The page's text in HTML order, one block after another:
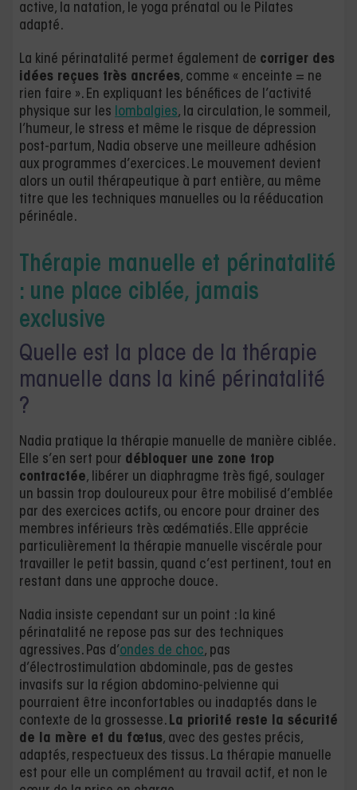
active, la natation, le yoga prénatal ou le Pilates
adapté.
La kiné périnatalité permet également de corriger des
idées reçues très ancrées, comme « enceinte = ne
rien faire ». En expliquant les bénéfices de l’activité
physique sur les lombalgies, la circulation, le sommeil,
l’humeur, le stress et même le risque de dépression
post-partum, Nadia observe une meilleure adhésion
aux programmes d’exercices. Le mouvement devient
alors un outil thérapeutique à part entière, au même
titre que les techniques manuelles ou la rééducation
périnéale.
Thérapie manuelle et périnatalité
: une place ciblée, jamais
exclusive
Quelle est la place de la thérapie
manuelle dans la kiné périnatalité
?
Nadia pratique la thérapie manuelle de manière ciblée.
Elle s’en sert pour débloquer une zone trop
contractée, libérer un diaphragme très figé, soulager
un bassin trop douloureux pour être mobilisé d’emblée
par des exercices actifs, ou encore pour drainer des
membres inférieurs très œdématiés. Elle apprécie
particulièrement la thérapie manuelle viscérale pour
travailler le petit bassin, quand c’est pertinent, tout en
restant dans une approche douce.
Nadia insiste cependant sur un point : la kiné
périnatalité ne repose pas sur des techniques
agressives. Pas d’ondes de choc, pas
d’électrostimulation abdominale, pas de gestes
invasifs sur la région abdomino-pelvienne qui
pourraient être inconfortables ou inadaptés dans le
contexte de la grossesse. La priorité reste la sécurité
de la mère et du fœtus, avec des gestes précis,
adaptés, respectueux des tissus. La thérapie manuelle
est pour elle un complément au travail actif, et non le